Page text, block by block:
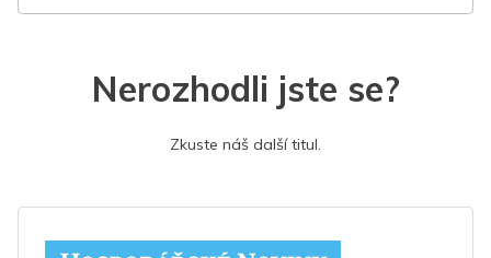
Nerozhodli jste se?
Zkuste náš další titul.